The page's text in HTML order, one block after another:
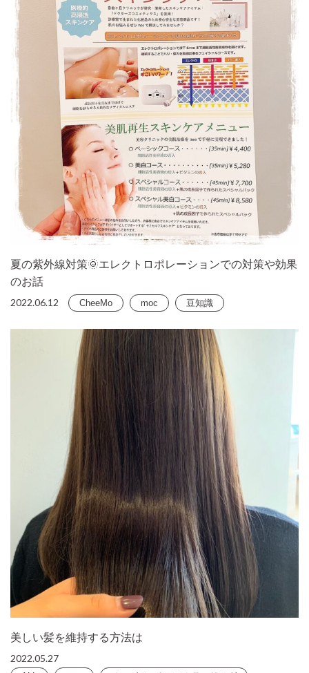
夏の紫外線対策🌞エレクトロポレーションでの対策や効果
のお話
2022.06.12
CheeMo moc 豆知識
美しい髪を維持する方法は
2022.05.27